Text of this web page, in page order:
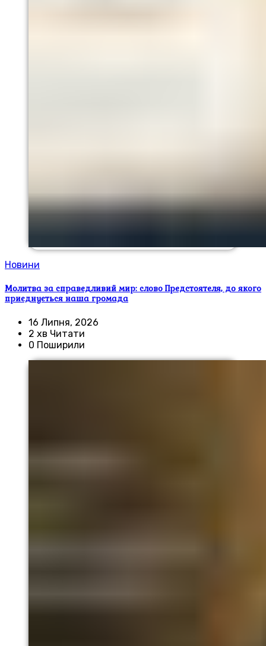
Новини
Молитва за справедливий мир: слово Предстоятеля, до якого
приєднується наша громада
16 Липня, 2026
2 хв Читати
0 Поширили